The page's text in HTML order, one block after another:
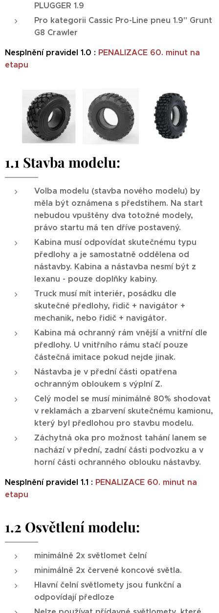
PLUGGER 1.9
Pro kategorii Cassic Pro-Line pneu 1.9" Grunt
G8 Crawler
Nesplnění pravidel 1.0 : PENALIZACE 60. minut na
etapu
1.1 Stavba modelu:
Volba modelu (stavba nového modelu) by
měla být oznámena s předstihem. Na start
nebudou vpuštěny dva totožné modely,
právo startu má ten dříve postavený.
Kabina musí odpovídat skutečnému typu
předlohy a je samostatně oddělena od
nástavby. Kabina a nástavba nesmí být z
lexanu - pouze doplňky kabiny.
Truck musí mít interiér, posádku dle
skutečné předlohy, řidič + navigátor +
mechanik, nebo řidič + navigátor.
Kabina má ochranný rám vnější a vnitřní dle
předlohy. U vnitřního rámu stačí pouze
částečná imitace pokud nejde jinak.
Nástavba je v přední části opatřena
ochranným obloukem s výplní Z.
Celý model se musí minimálně 80% shodovat
v reklamách a zbarvení skutečnému kamionu,
který byl předlohou pro stavbu modelu.
Záchytná oka pro možnost tahání lanem se
nachází v přední, zadní části podvozku a v
horní části ochranného oblouku nástavby.
Nesplnění pravidel 1.1 : PENALIZACE 60. minut na
etapu
1.2 Osvětlení modelu:
minimálně 2x světlomet čelní
minimálně 2x červené koncové světla.
Hlavní čelní světlomety jsou funkční a
odpovídají předloze